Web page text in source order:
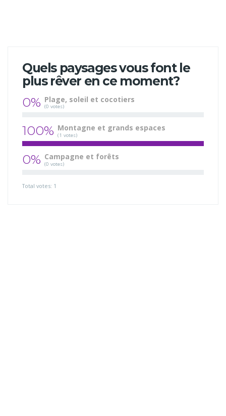
Quels paysages vous font le
plus rêver en ce moment?
0% Plage, soleil et cocotiers
(0 votes)
100% Montagne et grands espaces
(1 votes)
0% Campagne et forêts
(0 votes)
Total votes: 1